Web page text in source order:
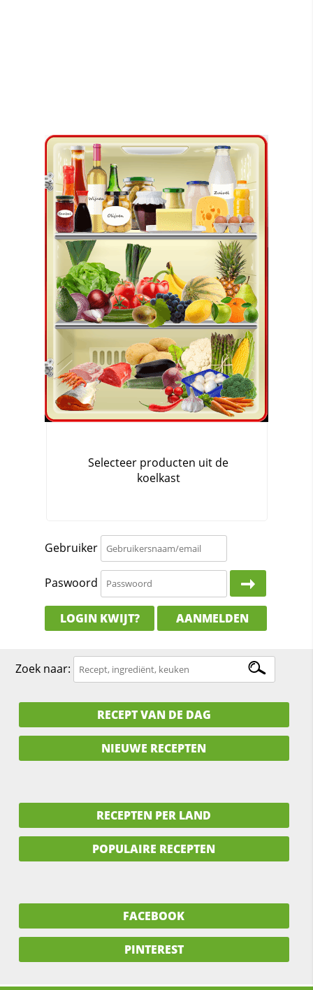
Gebruiker
Paswoord
LOGIN KWIJT? AANMELDEN
Zoek naar:
RECEPT VAN DE DAG
NIEUWE RECEPTEN
RECEPTEN PER LAND
POPULAIRE RECEPTEN
FACEBOOK
PINTEREST